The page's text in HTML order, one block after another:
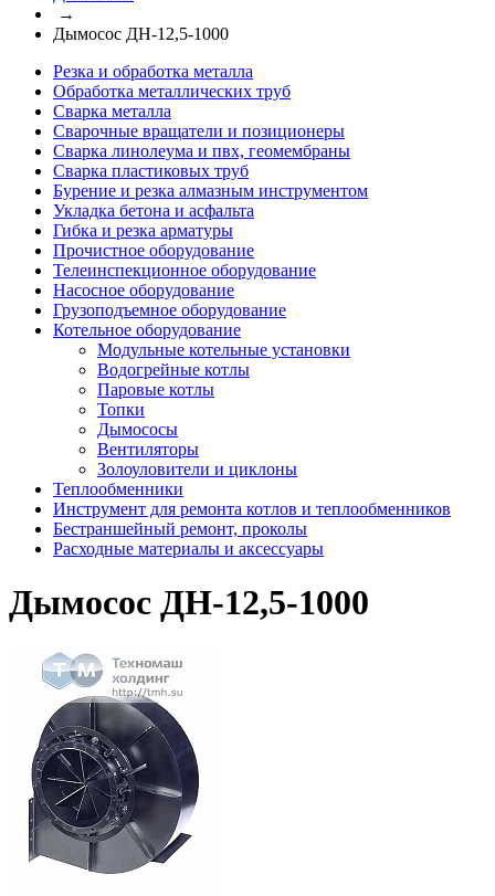
→
Дымосос ДН-12,5-1000
Резка и обработка металла
Обработка металлических труб
Сварка металла
Сварочные вращатели и позиционеры
Сварка линолеума и пвх, геомембраны
Сварка пластиковых труб
Бурение и резка алмазным инструментом
Укладка бетона и асфальта
Гибка и резка арматуры
Прочистное оборудование
Телеинспекционное оборудование
Насосное оборудование
Грузоподъемное оборудование
Котельное оборудование
Модульные котельные установки
Водогрейные котлы
Паровые котлы
Топки
Дымососы
Вентиляторы
Золоуловители и циклоны
Теплообменники
Инструмент для ремонта котлов и теплообменников
Бестраншейный ремонт, проколы
Расходные материалы и аксессуары
Дымосос ДН-12,5-1000